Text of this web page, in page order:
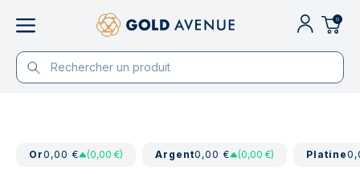
0
Or0,00 € (0,00 €) Argent0,00 € (0,00 €) Platine